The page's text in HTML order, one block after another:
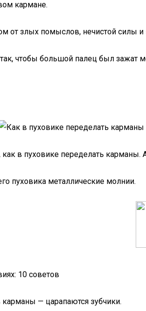
кармане.
от злых помыслов, нечистой силы и
чтобы большой палец был зажат
в пуховике переделать
пуховика металлические молнии.
10 советов
— царапаются зубчики.